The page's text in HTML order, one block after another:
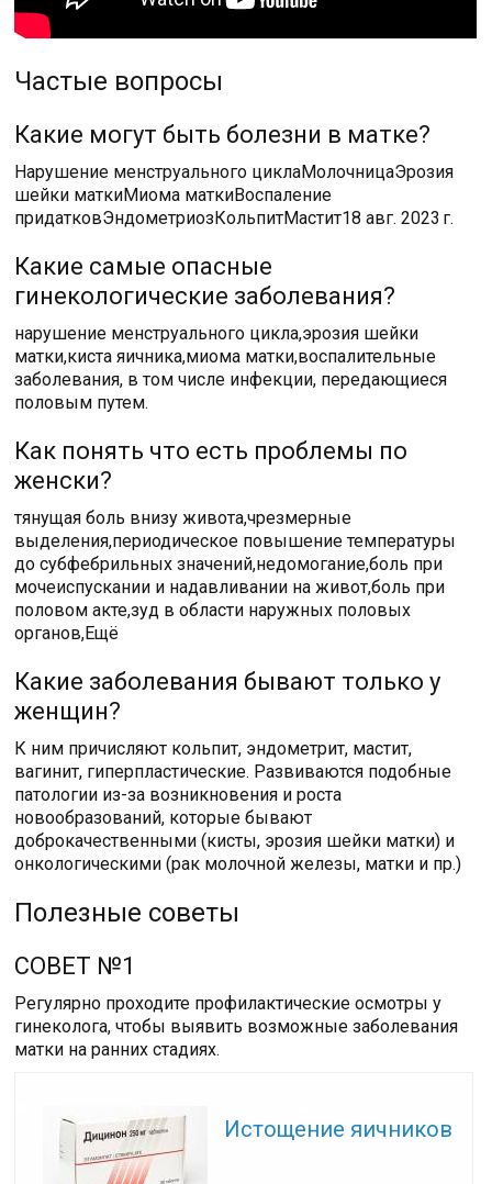
Частые вопросы
Какие могут быть болезни в матке?
Нарушение менструального циклаМолочницаЭрозия
шейки маткиМиома маткиВоспаление
придатковЭндометриозКольпитМастит18 авг. 2023 г.
Какие самые опасные
гинекологические заболевания?
нарушение менструального цикла,эрозия шейки
матки,киста яичника,миома матки,воспалительные
заболевания, в том числе инфекции, передающиеся
половым путем.
Как понять что есть проблемы по
женски?
тянущая боль внизу живота,чрезмерные
выделения,периодическое повышение температуры
до субфебрильных значений,недомогание,боль при
мочеиспускании и надавливании на живот,боль при
половом акте,зуд в области наружных половых
органов,Ещё
Какие заболевания бывают только у
женщин?
К ним причисляют кольпит, эндометрит, мастит,
вагинит, гиперпластические. Развиваются подобные
патологии из-за возникновения и роста
новообразований, которые бывают
доброкачественными (кисты, эрозия шейки матки) и
онкологическими (рак молочной железы, матки и пр.)
Полезные советы
СОВЕТ №1
Регулярно проходите профилактические осмотры у
гинеколога, чтобы выявить возможные заболевания
матки на ранних стадиях.
Истощение яичников